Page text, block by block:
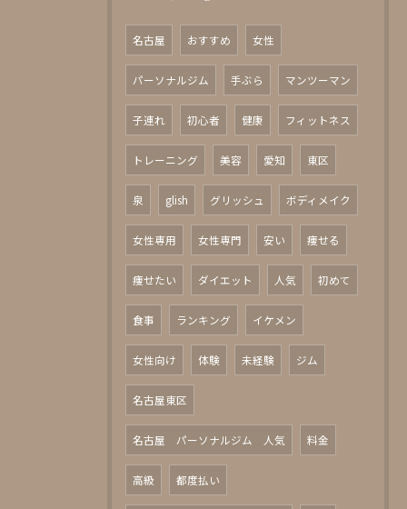
名古屋 おすすめ 女性
パーソナルジム 手ぶら マンツーマン
子連れ 初心者 健康 フィットネス
トレーニング 美容 愛知 東区
泉 glish グリッシュ ボディメイク
女性専用 女性専門 安い 痩せる
痩せたい ダイエット 人気 初めて
食事 ランキング イケメン
女性向け 体験 未経験 ジム
名古屋東区
名古屋 パーソナルジム 人気 料金
高級 都度払い